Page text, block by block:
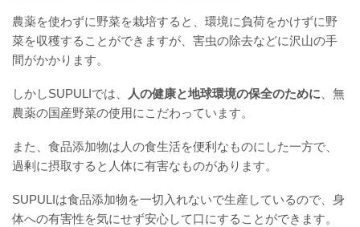
農薬を使わずに野菜を栽培すると、環境に負荷をかけずに野
菜を収穫することができますが、害虫の除去などに沢山の手
間がかかります。
しかしSUPULIでは、 人の健康と地球環境の保全のために 、無
農薬の国産野菜の使用にこだわっています。
また、食品添加物は人の食生活を便利なものにした一方で、
過剰に摂取すると人体に有害なものがあります。
SUPULIは食品添加物を一切入れないで生産しているので、身
体への有害性を気にせず安心して口にすることができます。